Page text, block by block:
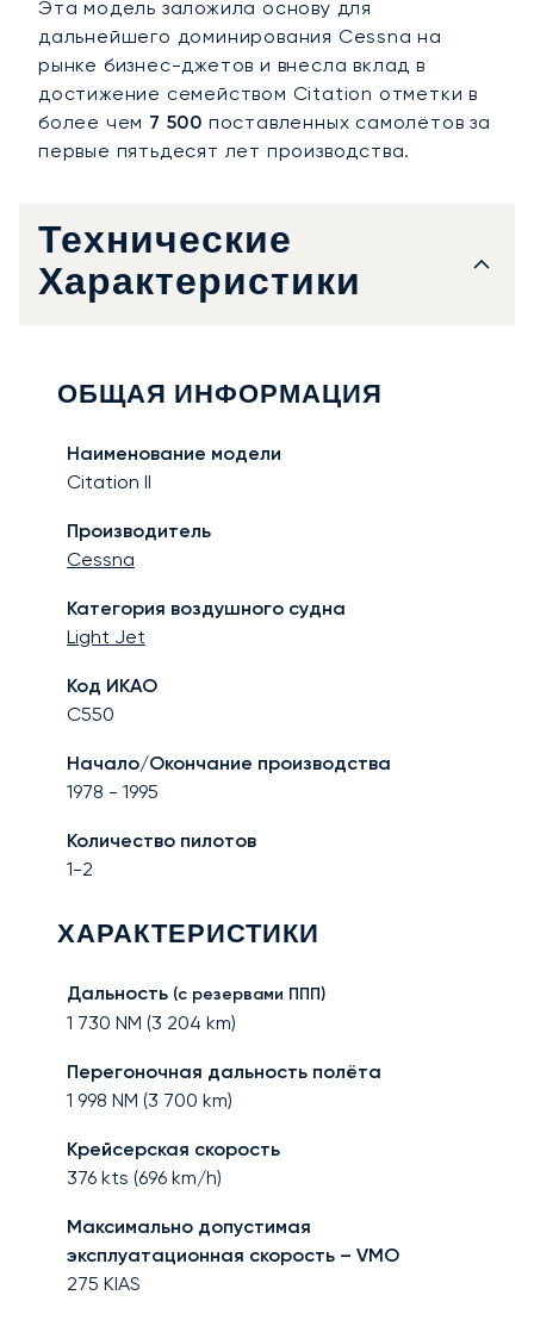
Эта модель заложила основу для
дальнейшего доминирования Cessna на
рынке бизнес-джетов и внесла вклад в
достижение семейством Citation отметки в
более чем 7 500 поставленных самолётов за
первые пятьдесят лет производства.
Технические
Характеристики
ОБЩАЯ ИНФОРМАЦИЯ
Наименование модели
Citation II
Производитель
Cessna
Категория воздушного судна
Light Jet
Код ИКАО
C550
Начало/Окончание производства
1978 - 1995
Количество пилотов
1-2
ХАРАКТЕРИСТИКИ
Дальность (с резервами ППП)
1 730 NM (3 204 km)
Перегоночная дальность полёта
1 998 NM (3 700 km)
Крейсерская скорость
376 kts (696 km/h)
Максимально допустимая
эксплуатационная скорость – VMO
275 KIAS